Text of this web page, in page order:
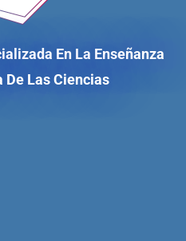
En La Enseñanza
Las Ciencias